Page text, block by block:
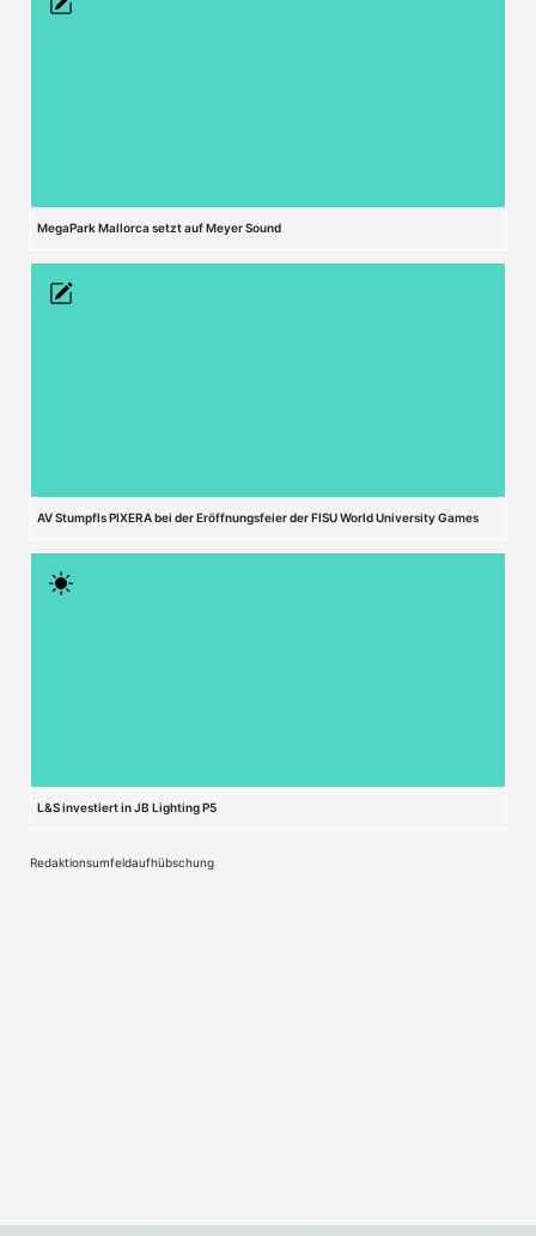
MegaPark Mallorca setzt auf Meyer Sound
AV Stumpfls PIXERA bei der Eröffnungsfeier der FISU World University Games
L&S investiert in JB Lighting P5
Redaktionsumfeldaufhübschung